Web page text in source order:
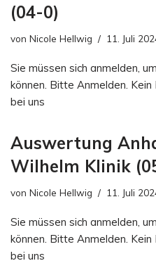
(04-0)
von Nicole Hellwig 11. Juli
Sie müssen sich anmelden,
können. Bitte Anmelden.
bei uns
Auswertung
Wilhelm Klinik
von Nicole Hellwig 11. Juli
Sie müssen sich anmelden,
können. Bitte Anmelden.
bei uns